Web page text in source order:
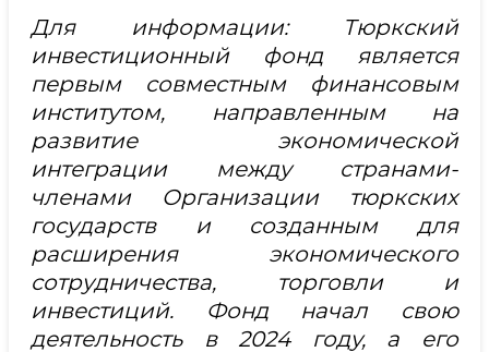
Для информации: Тюркский
инвестиционный фонд является
первым совместным финансовым
институтом, направленным на
развитие экономической
интеграции между странами-
членами Организации тюркских
государств и созданным для
расширения экономического
сотрудничества, торговли и
инвестиций. Фонд начал свою
деятельность в 2024 году, а его